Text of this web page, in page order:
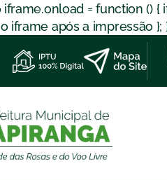
= function () {
após a impressão };